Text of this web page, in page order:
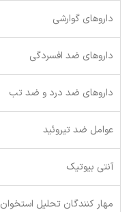
داروهای گوارشی
داروهای ضد افسردگی
داروهای ضد درد و ضد تب
عوامل ضد تیروئید
آنتی بیوتیک
مهار کنندگان تحلیل استخوان